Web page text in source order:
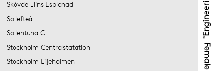
Skövde Elins Esplanad
Sollefteå
Sollentuna C
Stockholm Centralstatation
Stockholm Liljeholmen